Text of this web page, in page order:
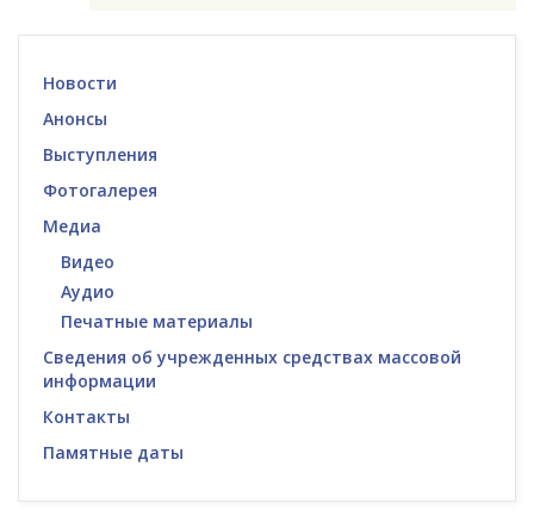
Новости
Анонсы
Выступления
Фотогалерея
Медиа
Видео
Аудио
Печатные материалы
Сведения об учрежденных средствах массовой
информации
Контакты
Памятные даты